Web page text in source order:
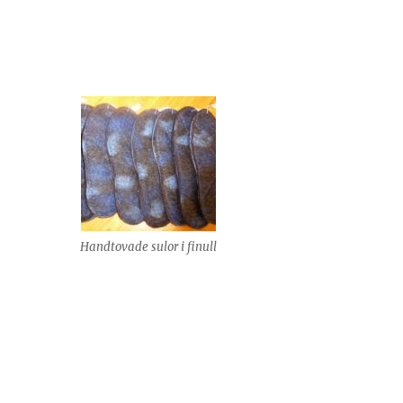
Handtovade sulor i finull